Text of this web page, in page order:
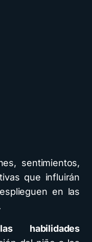
sentimientos,
que influirán
en las
habilidades